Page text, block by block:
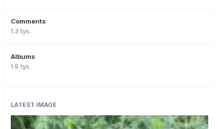
Comments
1.3 tys.
Albums
1.9 tys.
LATEST IMAGE